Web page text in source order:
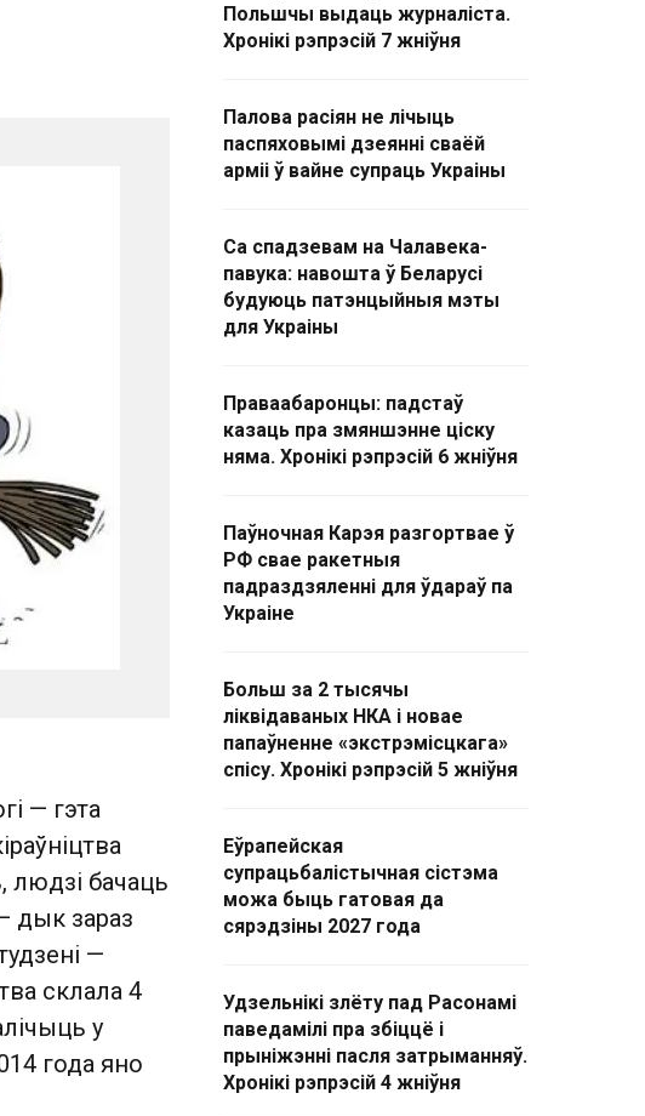
— гэта
людзі бачаць
дык зараз
—
склала 4
у
года яно
Польшчы выдаць журналіста.
Хронікі рэпрэсій 7 жніўня
Палова расіян не лічыць
паспяховымі дзеянні сваёй
арміі ў вайне супраць Украіны
Са спадзевам на Чалавека-
павука: навошта ў Беларусі
будуюць патэнцыйныя мэты
для Украіны
Праваабаронцы: падстаў
казаць пра змяншэнне ціску
няма. Хронікі рэпрэсій 6 жніўня
Паўночная Карэя разгортвае ў
РФ свае ракетныя
падраздзяленні для ўдараў па
Украіне
Больш за 2 тысячы
ліквідаваных НКА і новае
папаўненне «экстрэмісцкага»
спісу. Хронікі рэпрэсій 5 жніўня
Еўрапейская
супрацьбалістычная сістэма
можа быць гатовая да
сярэдзіны 2027 года
Удзельнікі злёту пад Расонамі
паведамілі пра збіццё і
прыніжэнні пасля затрыманняў.
Хронікі рэпрэсій 4 жніўня